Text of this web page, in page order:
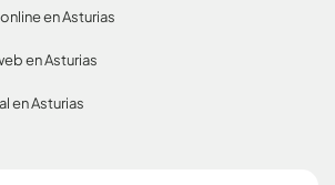
en Asturias
en Asturias
en Asturias